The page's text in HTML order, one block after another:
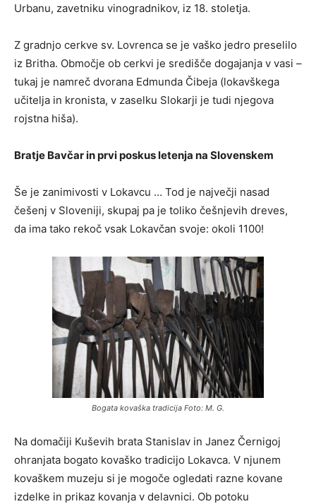
Urbanu, zavetniku vinogradnikov, iz 18. stoletja.
Z gradnjo cerkve sv. Lovrenca se je vaško jedro preselilo
iz Britha. Območje ob cerkvi je središče dogajanja v vasi –
tukaj je namreč dvorana Edmunda Čibeja (lokavškega
učitelja in kronista, v zaselku Slokarji je tudi njegova
rojstna hiša).
Bratje Bavčar in prvi poskus letenja na Slovenskem
Še je zanimivosti v Lokavcu … Tod je največji nasad
češenj v Sloveniji, skupaj pa je toliko češnjevih dreves,
da ima tako rekoč vsak Lokavčan svoje: okoli 1100!
Bogata kovaška tradicija Foto: M. G.
Na domačiji Kuševih brata Stanislav in Janez Černigoj
ohranjata bogato kovaško tradicijo Lokavca. V njunem
kovaškem muzeju si je mogoče ogledati razne kovane
izdelke in prikaz kovanja v delavnici. Ob potoku